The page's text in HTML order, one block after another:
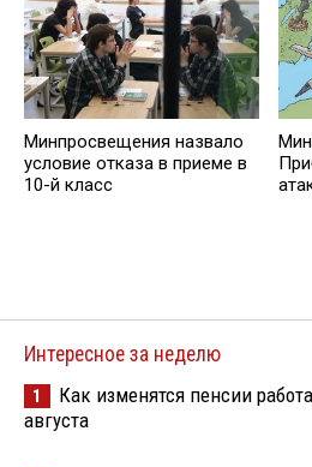
Минпросвещения назвало
условие отказа в приеме в
10-й класс
Интересное за неделю
1
Как изменятся пенсии
августа